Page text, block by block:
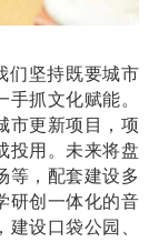
们坚持既要城市
抓文化赋能。
市更新项目，项
投用。未来将盘
等，配套建设多
研创一体化的音
设口袋公园、